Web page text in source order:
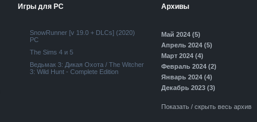
Игры для PC
SnowRunner [v 19.0 + DLCs] (2020)
PC
The Sims 4 и 5
Ведьмак 3: Дикая Охота / The Witcher
3: Wild Hunt - Complete Edition
Архивы
Май 2024 (5)
Апрель 2024 (5)
Март 2024 (4)
Февраль 2024 (2)
Январь 2024 (4)
Декабрь 2023 (3)
Показать / скрыть весь архив